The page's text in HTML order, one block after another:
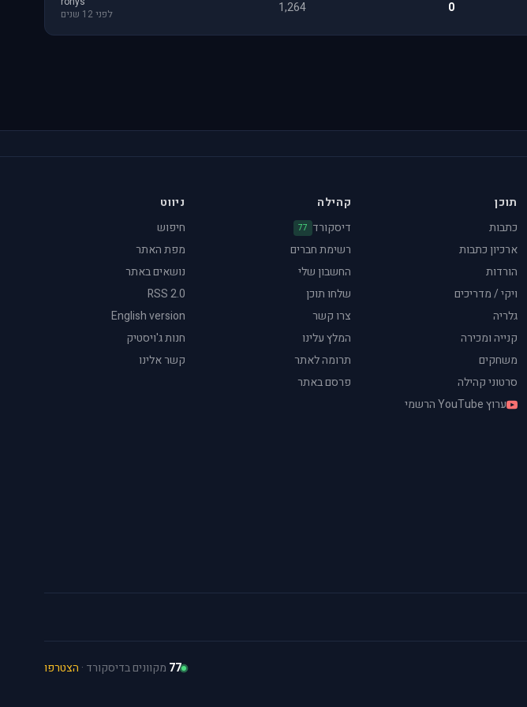
0
1,264
לפני 12 שנים
תוכן
כתבות
ארכיון כתבות
הורדות
ויקי / מדריכים
גלריה
קנייה ומכירה
משחקים
סרטוני קהילה
ערוץ YouTube הרשמי
קהילה
דיסקורד 77
רשימת חברים
החשבון שלי
שלחו תוכן
צרו קשר
המלץ עלינו
תרומה לאתר
פרסם באתר
ניווט
חיפוש
מפת האתר
נושאים באתר
RSS 2.0
English version
חנות ג'ויסטיק
קשר אלינו
77 מקוונים בדיסקורד · הצטרפו